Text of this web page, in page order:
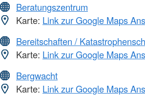
Beratungszentrum
Karte: Link zur Google Maps
Bereitschaften /
Karte: Link zur Google Maps
Bergwacht
Karte: Link zur Google Maps